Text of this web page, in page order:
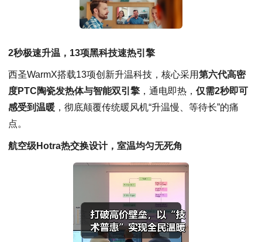
2秒极速升温，13项黑科技速热引擎
西圣WarmX搭载13项创新升温科技，核心采用第六代高密
度PTC陶瓷发热体与智能双引擎 ，通电即热， 仅需2秒即可
感受到温暖 ，彻底颠覆传统暖风机“升温慢、等待长”的痛
点。
航空级Hotra热交换设计，室温均匀无死角